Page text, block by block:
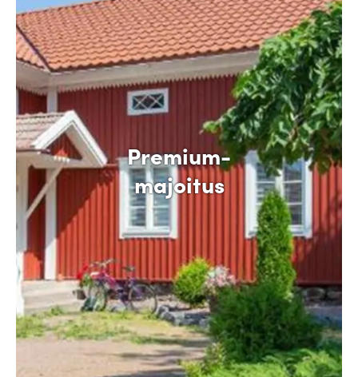
Premium-
majoitus